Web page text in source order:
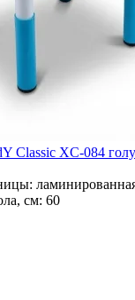
Classic XC-084
см: 60